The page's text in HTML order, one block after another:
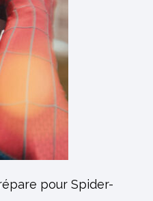
pour Spider-